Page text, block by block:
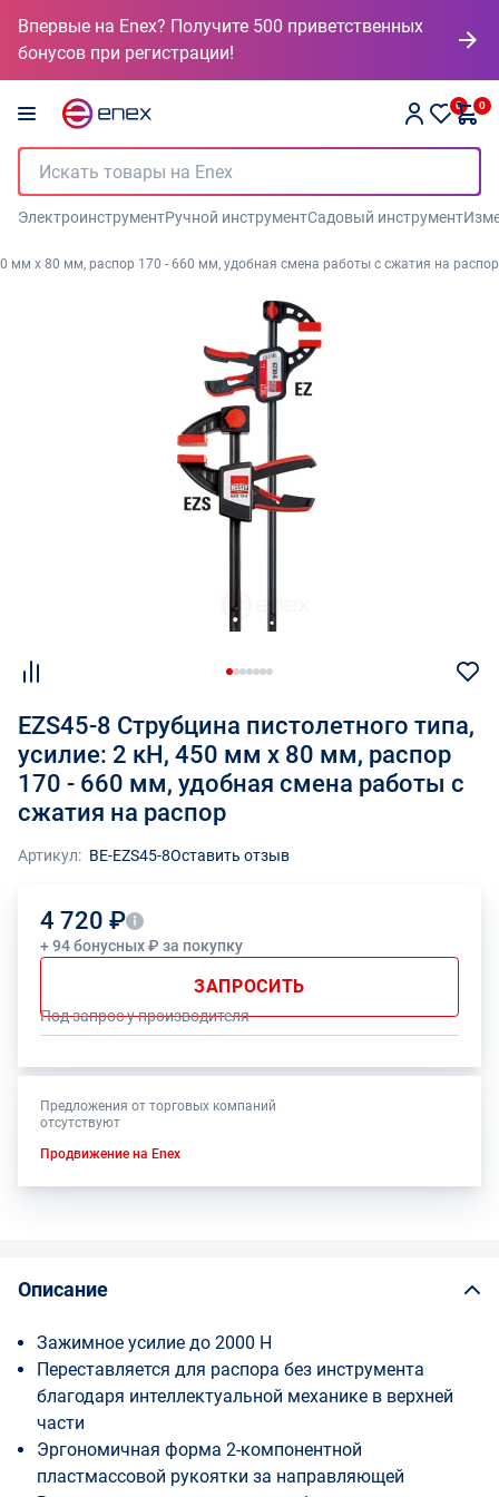
Впервые на Enex? Получите 500 приветственных
бонусов при регистрации!
0 0
ЭлектроинструментРучной инструментСадовый инструмент
мм x 80 мм, распор 170 - 660 мм, удобная смена работы с сжатия на распор
EZS45-8 Струбцина пистолетного типа,
усилие: 2 кН, 450 мм x 80 мм, распор
170 - 660 мм, удобная смена работы с
сжатия на распор
Артикул: BE-EZS45-8Оставить отзыв
4 720 ₽
+ 94 бонусных ₽ за покупку
ЗАПРОСИТЬ
Под запрос у производителя
Предложения от торговых компаний
отсутствуют
Продвижение на Enex
Описание
Зажимное усилие до 2000 Н
Переставляется для распора без инструмента
благодаря интеллектуальной механике в верхней
части
Эргономичная форма 2‐компонентной
пластмассовой рукоятки за направляющей